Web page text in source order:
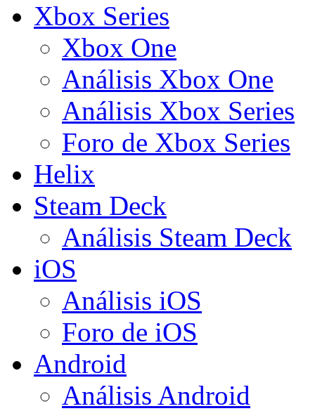
Xbox Series
Xbox One
Análisis Xbox One
Análisis Xbox Series
Foro de Xbox Series
Helix
Steam Deck
Análisis Steam Deck
iOS
Análisis iOS
Foro de iOS
Android
Análisis Android